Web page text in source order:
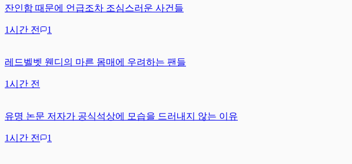
잔인함 때문에 언급조차 조심스러운 사건들
1시간 전 1
레드벨벳 웬디의 마른 몸매에 우려하는 팬들
1시간 전
유명 논문 저자가 공식석상에 모습을 드러내지 않는 이유
1시간 전 1